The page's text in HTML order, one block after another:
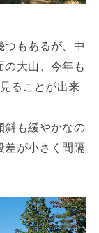
つもあるが、中
の大山、今年も
ることが出来
斜も緩やかなの
差が小さく間隔